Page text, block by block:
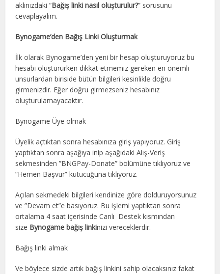
aklınızdaki ”Bağış linki nasıl oluşturulur?” sorusunu
cevaplayalım.
Bynogame’den Bağış Linki Oluşturmak
İlk olarak Bynogame’den yeni bir hesap oluşturuyoruz bu
hesabı oluştururken dikkat etmemiz gereken en önemli
unsurlardan biriside bütün bilgileri kesinlikle doğru
girmenizdir. Eğer doğru girmezseniz hesabınız
oluşturulamayacaktır.
Bynogame Üye olmak
Üyelik açtıktan sonra hesabınıza giriş yapıyoruz. Giriş
yaptıktan sonra aşağıya inip aşağıdaki Alış-Veriş
sekmesinden ”BNGPay-Donate” bölümüne tıklıyoruz ve
”Hemen Başvur” kutucuğuna tıklıyoruz.
Açılan sekmedeki bilgileri kendinize göre dolduruyorsunuz
ve ”Devam et”e basıyoruz. Bu işlemi yaptıktan sonra
ortalama 4 saat içerisinde Canlı Destek kısmından
size Bynogame bağış linkinizi vereceklerdir.
Bağış linki almak
Ve böylece sizde artık bağış linkini sahip olacaksınız fakat